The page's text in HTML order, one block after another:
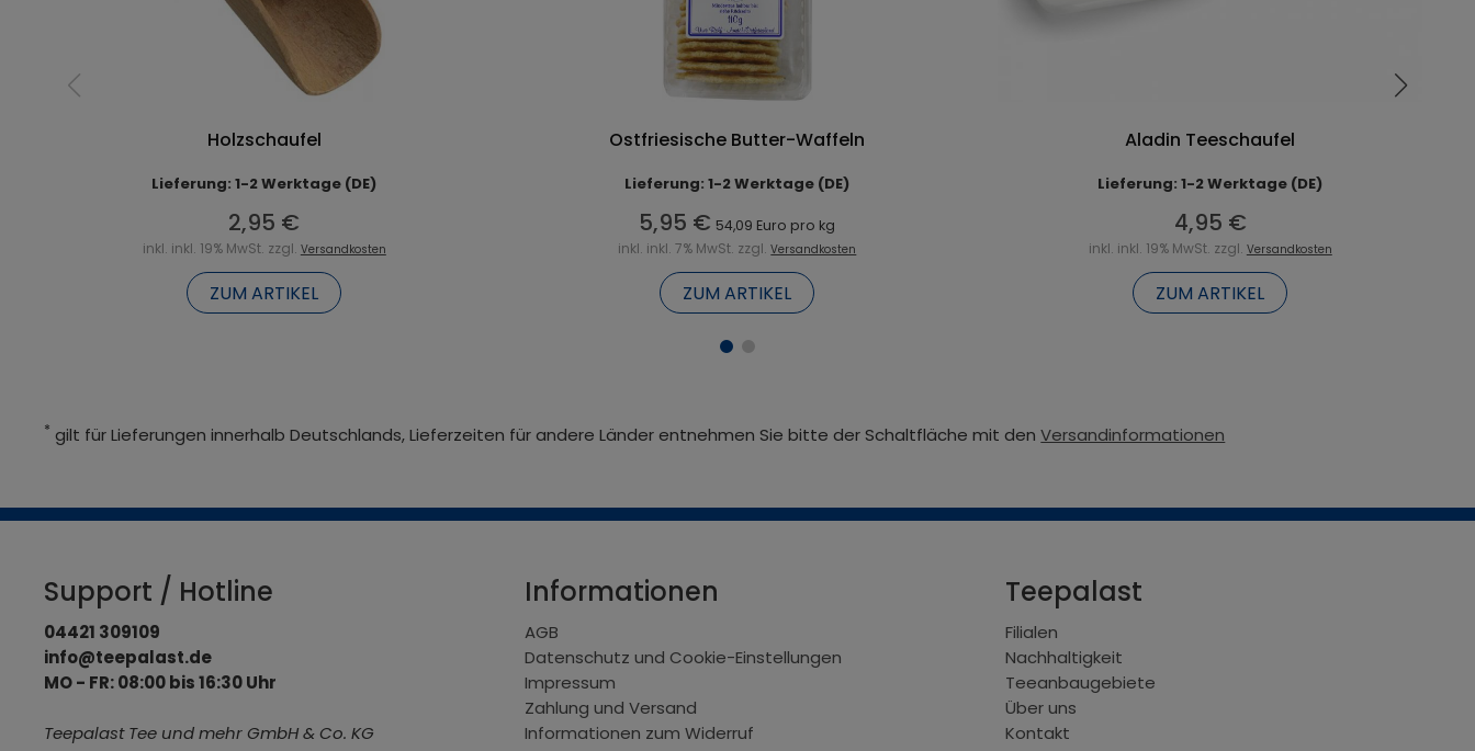
Holzschaufel
Lieferung: 1-2 Werktage (DE)
2,95 €
inkl. inkl. 19% MwSt. zzgl. Versandkosten
ZUM ARTIKEL
Ostfriesische Butter-Waffeln
Lieferung: 1-2 Werktage (DE)
5,95 € 54,09 Euro pro kg
inkl. inkl. 7% MwSt. zzgl.Versandkosten
ZUM ARTIKEL
Aladin Teeschaufel
Lieferung: 1-2 Werktage (DE)
4,95 €
inkl. inkl. 19% MwSt. zzgl. Versandkosten
ZUM ARTIKEL
* gilt für Lieferungen innerhalb Deutschlands, Lieferzeiten für andere Länder entnehmen Sie bitte der Schaltfläche mit denVersandinformationen
Support / Hotline
04421 309109
info@teepalast.de
MO - FR: 08:00 bis 16:30 Uhr
Teepalast Tee und mehr GmbH & Co. KG
Informationen
AGB
Datenschutz und Cookie-Einstellungen
Impressum
Zahlung und Versand
Informationen zum Widerruf
Teepalast
Filialen
Nachhaltigkeit
Teeanbaugebiete
Über uns
Kontakt